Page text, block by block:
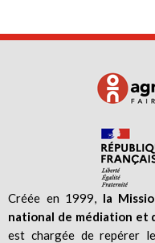
Créée en 1999,
la
national de médiation et
est chargée de repérer